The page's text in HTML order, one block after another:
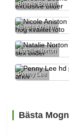
Brooke Bound
Nicole Aniston
Natalie Norton
Penny Lee
Bästa